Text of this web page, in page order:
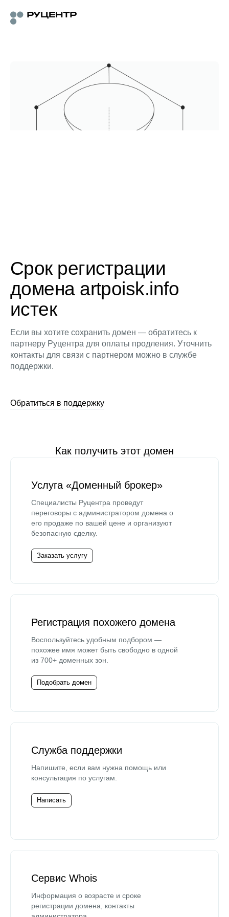
Срок регистрации
домена artpoisk.info
истек
Если вы хотите сохранить домен — обратитесь к
партнеру Руцентра для оплаты продления. Уточнить
контакты для связи с партнером можно в службе
поддержки.
Обратиться в поддержку
Как получить этот домен
Услуга «Доменный брокер»
Специалисты Руцентра проведут
переговоры с администратором домена о
его продаже по вашей цене и организуют
безопасную сделку.
Заказать услугу
Регистрация похожего домена
Воспользуйтесь удобным подбором —
похожее имя может быть свободно в одной
из 700+ доменных зон.
Подобрать домен
Служба поддержки
Напишите, если вам нужна помощь или
консультация по услугам.
Написать
Сервис Whois
Информация о возрасте и сроке
регистрации домена, контакты